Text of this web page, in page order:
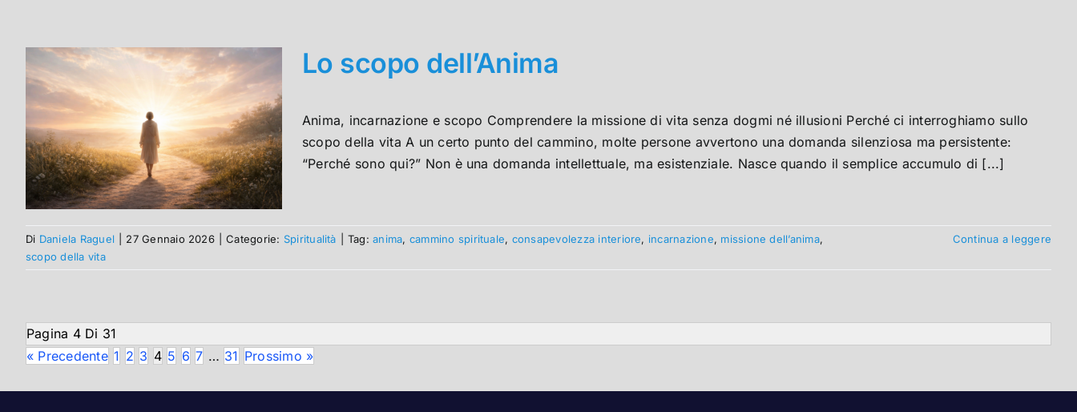
Lo scopo dell’Anima
Anima, incarnazione e scopo Comprendere la missione di vita senza dogmi né illusioni Perché ci interroghiamo sullo
scopo della vita A un certo punto del cammino, molte persone avvertono una domanda silenziosa ma persistente:
“Perché sono qui?” Non è una domanda intellettuale, ma esistenziale. Nasce quando il semplice accumulo di [...]
Di Daniela Raguel 27 Gennaio 2026 Categorie: Spiritualità Tag:anima, cammino spirituale, consapevolezza interiore, incarnazione, missione dell’anima,
scopo della vita
Continua a leggere
Pagina 4 Di 31
« Precedente 1 2 3 4 5 6 7 … 31 Prossimo »